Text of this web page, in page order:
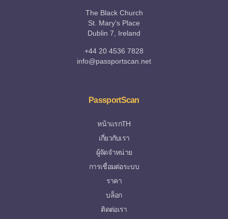
The Black Church
St. Mary's Place
Dublin 7, Ireland
+44 20 4536 7828
info@passportscan.net
PassportScan
หน้าแรกTH
เกี่ยวกับเรา
ผู้จัดจำหน่าย
การเชื่อมต่อระบบ
ราคา
บล็อก
ติดต่อเรา